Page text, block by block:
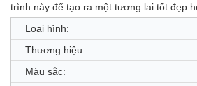
trình này để tạo ra một tương lai tốt đẹp
Loại hình:
Thương hiệu:
Màu sắc: